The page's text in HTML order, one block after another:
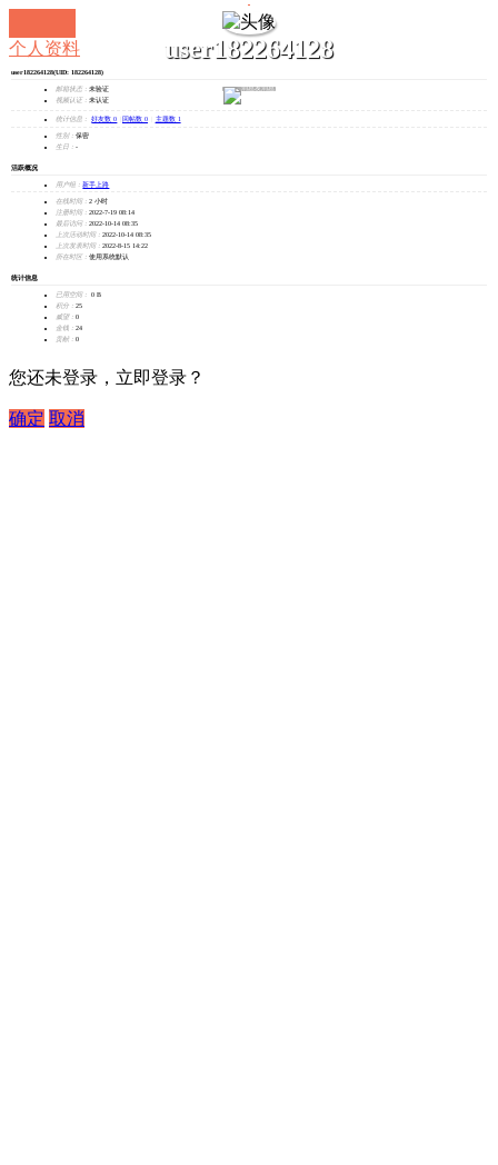
user182264128
发消息
个人资料
user182264128(UID: 182264128)
邮箱状态： 未验证
视频认证： 未认证
统计信息： 好友数 0 回帖数 0 主题数 1
性别： 保密
生日： -
活跃概况
用户组： 新手上路
在线时间： 2 小时
注册时间： 2022-7-19 08:14
最后访问： 2022-10-14 08:35
上次活动时间： 2022-10-14 08:35
上次发表时间： 2022-8-15 14:22
所在时区： 使用系统默认
统计信息
已用空间：
0 B
积分： 25
威望： 0
金钱： 24
贡献： 0
您还未登录，立即登录？
确定 取消